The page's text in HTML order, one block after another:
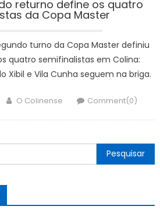
returno define os quatro
da Copa Master
turno da Copa Master definiu
quatro semifinalistas em Colina:
Xibil e Vila Cunha seguem na briga.
Author
O Colinense Comment(0)